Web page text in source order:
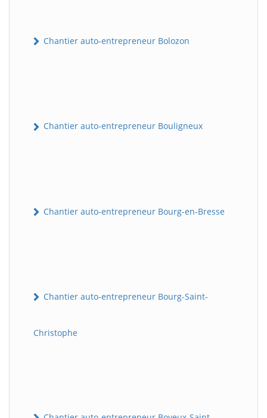
Chantier auto-entrepreneur Bolozon
Chantier auto-entrepreneur Bouligneux
Chantier auto-entrepreneur Bourg-en-Bresse
Chantier auto-entrepreneur Bourg-Saint-
Christophe